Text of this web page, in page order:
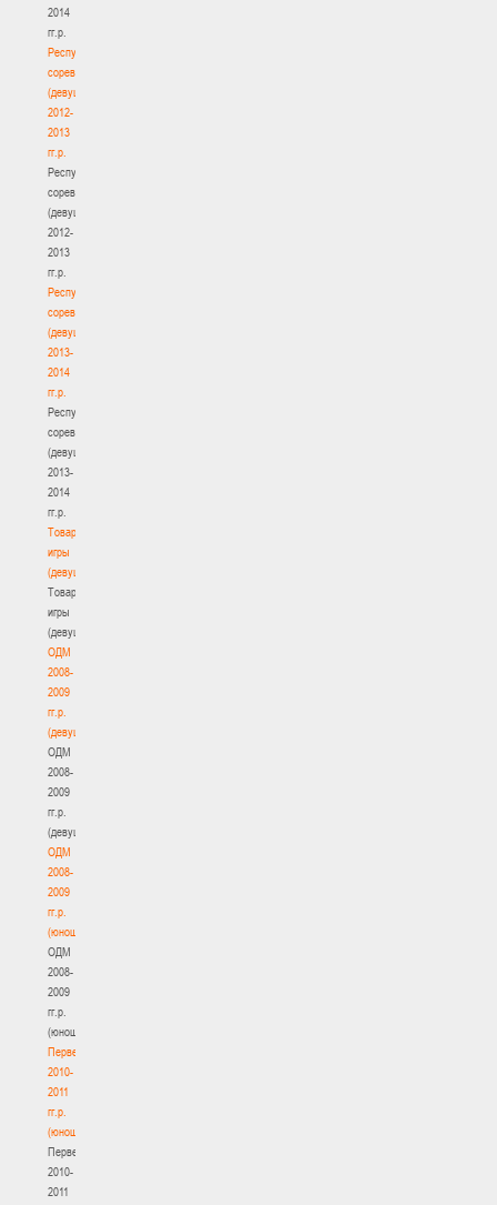
2014
гг.р.
Республиканские
соревнования
(девушки)
2012-
2013
гг.р.
Республиканские
соревнования
(девушки)
2012-
2013
гг.р.
Республиканские
соревнования
(девушки)
2013-
2014
гг.р.
Республиканские
соревнования
(девушки)
2013-
2014
гг.р.
Товарищеские
игры
(девушки)
Товарищеские
игры
(девушки)
ОДМ
2008-
2009
гг.р.
(девушки)
ОДМ
2008-
2009
гг.р.
(девушки)
ОДМ
2008-
2009
гг.р.
(юноши)
ОДМ
2008-
2009
гг.р.
(юноши)
Первенство
2010-
2011
гг.р.
(юноши)
Первенство
2010-
2011